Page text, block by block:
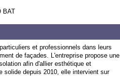
BAT
et professionnels dans leurs
de façades. L'entreprise propose une
afin d'allier esthétique et
solide depuis 2010, elle intervient sur